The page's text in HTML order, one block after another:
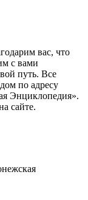
вас, что
с вами
путь. Все
по адресу
Энциклопедия».
сайте.